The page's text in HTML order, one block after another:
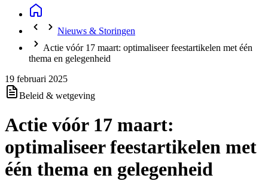
Nieuws & Storingen
Actie vóór 17 maart: optimaliseer feestartikelen met één
thema en gelegenheid
19 februari 2025
Beleid & wetgeving
Actie vóór 17 maart:
optimaliseer feestartikelen met
één thema en gelegenheid